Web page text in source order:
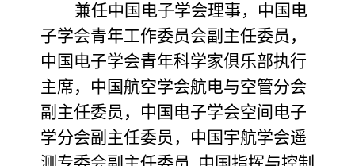
兼任中国电子学会理事，中国电
子学会青年工作委员会副主任委员，
中国电子学会青年科学家俱乐部执行
主席，中国航空学会航电与空管分会
副主任委员，中国电子学会空间电子
学分会副主任委员，中国宇航学会遥